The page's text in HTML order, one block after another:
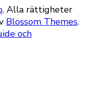
. Alla rättigheter
Blossom Themes.
och